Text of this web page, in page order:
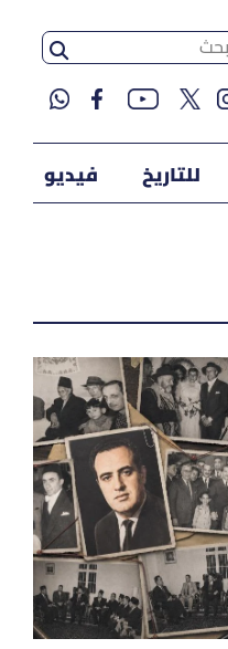
للتاريخ فيديو